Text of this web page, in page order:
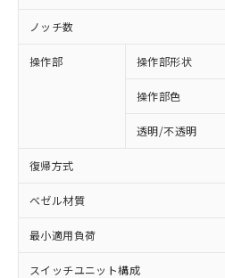
ノッチ数
操作部 操作部形状
操作部色
透明/不透明
復帰方式
ベゼル材質
最小適用負荷
スイッチユニット構成